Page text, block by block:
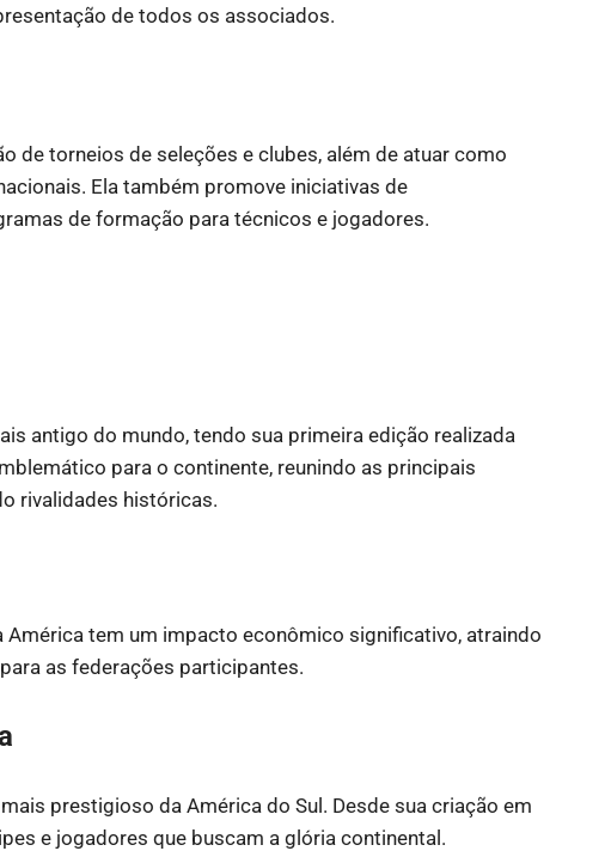
de todos os associados.
de torneios de seleções e clubes, além de atuar como
Ela também promove iniciativas de
de formação para técnicos e jogadores.
antigo do mundo, tendo sua primeira edição realizada
para o continente, reunindo as principais
rivalidades históricas.
América tem um impacto econômico significativo, atraindo
as federações participantes.
prestigioso da América do Sul. Desde sua criação em
e jogadores que buscam a glória continental.